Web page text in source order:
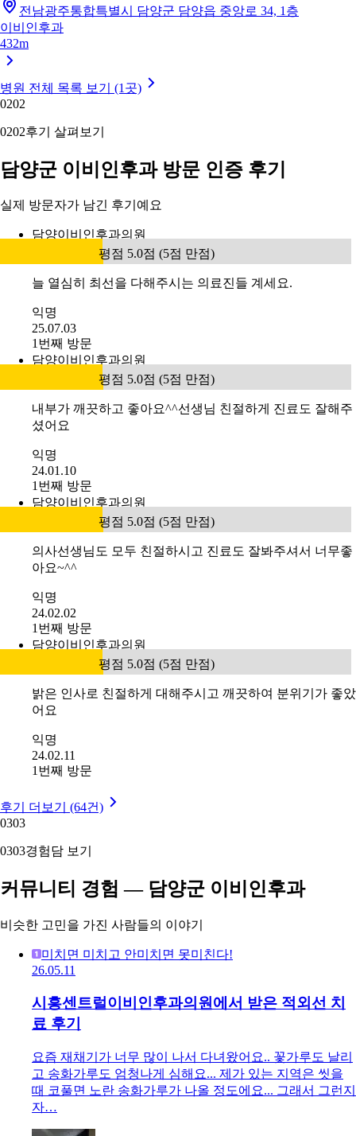
전남광주통합특별시 담양군 담양읍 중앙로 34, 1층
이비인후과
432m
병원 전체 목록 보기 (1곳)
0202
0202후기 살펴보기
담양군 이비인후과 방문 인증 후기
실제 방문자가 남긴 후기예요
담양이비인후과의원
평점 5.0점 (5점 만점)
늘 열심히 최선을 다해주시는 의료진들 계세요.
익명
25.07.03
1번째 방문
담양이비인후과의원
평점 5.0점 (5점 만점)
내부가 깨끗하고 좋아요^^선생님 친절하게 진료도 잘해주
셨어요
익명
24.01.10
1번째 방문
담양이비인후과의원
평점 5.0점 (5점 만점)
의사선생님도 모두 친절하시고 진료도 잘봐주셔서 너무좋
아요~^^
익명
24.02.02
1번째 방문
담양이비인후과의원
평점 5.0점 (5점 만점)
밝은 인사로 친절하게 대해주시고 깨끗하여 분위기가 좋았
어요
익명
24.02.11
1번째 방문
후기 더보기 (64건)
0303
0303경험담 보기
커뮤니티 경험 — 담양군 이비인후과
비슷한 고민을 가진 사람들의 이야기
미치면 미치고 안미치면 못미친다!
26.05.11
시흥센트럴이비인후과의원에서 받은 적외선 치
료 후기
요즘 재채기가 너무 많이 나서 다녀왔어요.. 꽃가루도 날리
고 송화가루도 엄청나게 심해요... 제가 있는 지역은 씻을
때 코풀면 노란 송화가루가 나올 정도에요... 그래서 그런지
자…